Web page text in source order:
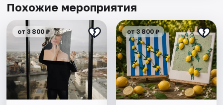
Похожие мероприятия
от 3 800 ₽ от 3 800 ₽